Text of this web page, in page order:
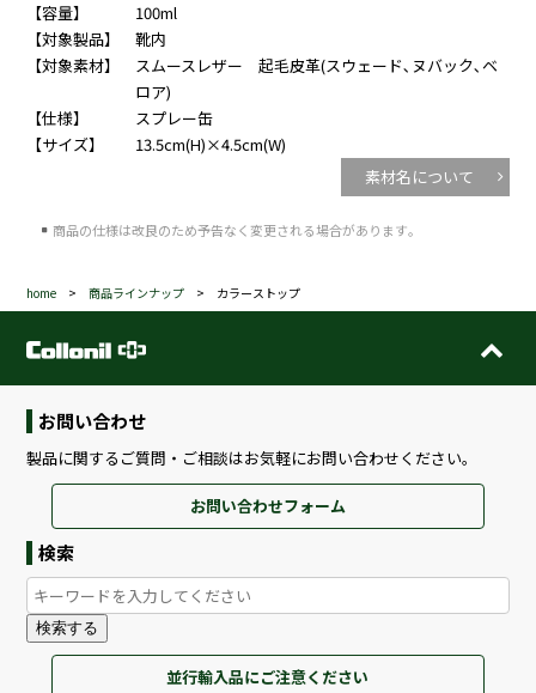
【容量】
100ml
【対象製品】
靴内
【対象素材】
スムースレザー 起毛皮革(スウェード､ヌバック､ベ
ロア)
【仕様】
スプレー缶
【サイズ】
13.5cm(H)×4.5cm(W)
素材名について
商品の仕様は改良のため予告なく変更される場合があります｡
home >商品ラインナップ > カラーストップ
お問い合わせ
製品に関するご質問・ご相談はお気軽にお問い合わせください。
お問い合わせフォーム
検索
検索する
並行輸入品にご注意ください